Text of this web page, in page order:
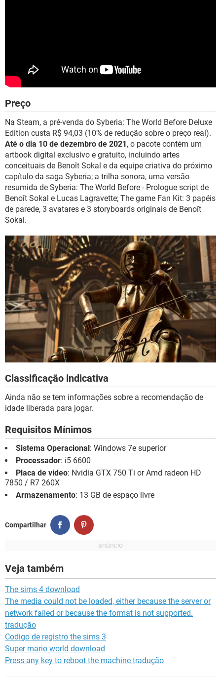
Preço
Na Steam, a pré-venda do Syberia: The World Before Deluxe
Edition custa R$ 94,03 (10% de redução sobre o preço real).
Até o dia 10 de dezembro de 2021, o pacote contém um
artbook digital exclusivo e gratuito, incluindo artes
conceituais de Benoît Sokal e da equipe criativa do próximo
capítulo da saga Syberia; a trilha sonora, uma versão
resumida de Syberia: The World Before - Prologue script de
Benoît Sokal e Lucas Lagravette; The game Fan Kit: 3 papéis
de parede, 3 avatares e 3 storyboards originais de Benoît
Sokal.
Classificação indicativa
Ainda não se tem informações sobre a recomendação de
idade liberada para jogar.
Requisitos Mínimos
Sistema Operacional: Windows 7e superior
Processador: i5 6600
Placa de vídeo: Nvidia GTX 750 Ti or Amd radeon HD
7850 / R7 260X
Armazenamento: 13 GB de espaço livre
Compartilhar
Veja também
The sims 4 download
The media could not be loaded, either because the server or
network failed or because the format is not supported.
tradução
Codigo de registro the sims 3
Super mario world download
Press any key to reboot the machine tradução